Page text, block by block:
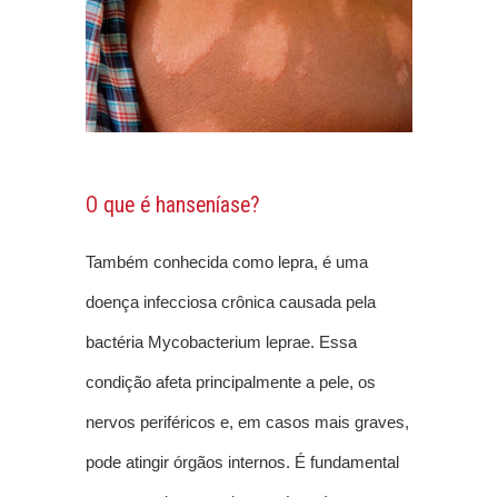
O que é hanseníase?
Também conhecida como lepra, é uma
doença infecciosa crônica causada pela
bactéria Mycobacterium leprae. Essa
condição afeta principalmente a pele, os
nervos periféricos e, em casos mais graves,
pode atingir órgãos internos. É fundamental